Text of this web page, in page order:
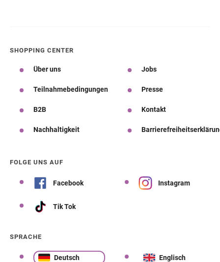
SHOPPING CENTER
Über uns Jobs
Teilnahmebedingungen Presse
B2B Kontakt
Nachhaltigkeit
FOLGE UNS AUF
Facebook Instagram
Tik Tok
SPRACHE
Deutsch Englisch